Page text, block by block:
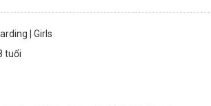
| Girls
tuổi